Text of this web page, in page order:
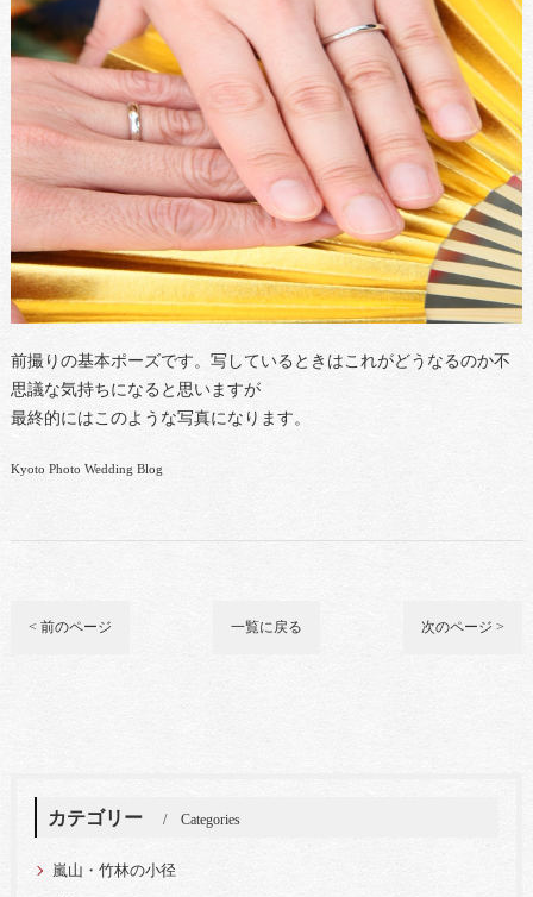
前撮りの基本ポーズです。写しているときはこれがどうなるのか不
思議な気持ちになると思いますが
最終的にはこのような写真になります。
Kyoto Photo Wedding Blog
< 前のページ 一覧に戻る 次のページ >
カテゴリー Categories
嵐山・竹林の小径